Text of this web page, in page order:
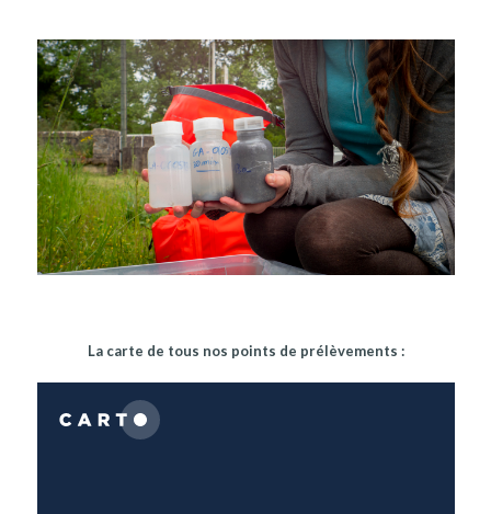
La carte de tous nos points de prélèvements :